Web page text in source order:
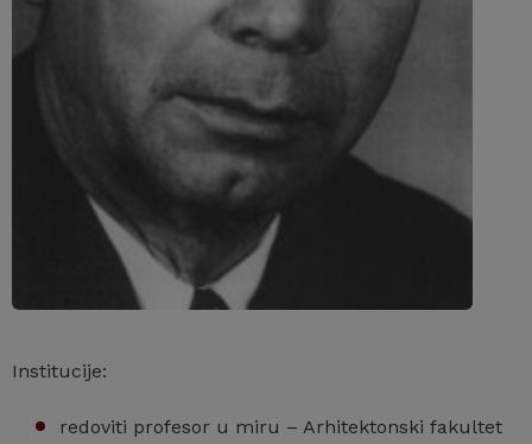
Institucije:
redoviti profesor u miru – Arhitektonski fakultet